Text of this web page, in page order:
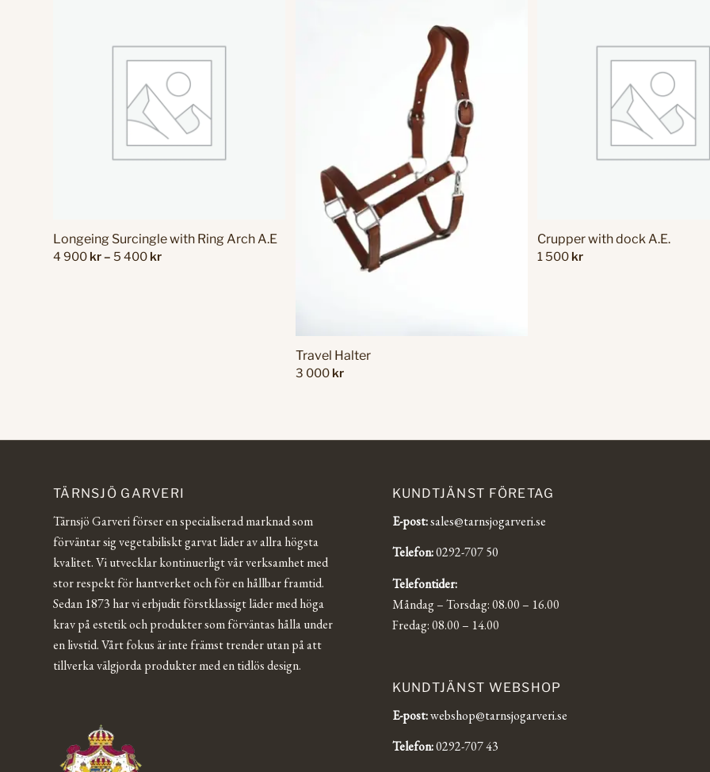
Longeing Surcingle with Ring Arch A.E
4 900 kr– 5 400 krPrice
Travel Halter
3 000 kr
Crupper with dock A.E.
1 500 kr
TÄRNSJÖ GARVERI
Tärnsjö Garveri förser en specialiserad marknad som
förväntar sig vegetabiliskt garvat läder av allra högsta
kvalitet. Vi utvecklar kontinuerligt vår verksamhet med
stor respekt för hantverket och för en hållbar framtid.
Sedan 1873 har vi erbjudit förstklassigt läder med höga
krav på estetik och produkter som förväntas hålla under
en livstid. Vårt fokus är inte främst trender utan på att
tillverka välgjorda produkter med en tidlös design.
KUNDTJÄNST FÖRETAG
E-post:sales@tarnsjogarveri.se
Telefon:0292-707 50
Telefontider:
Måndag – Torsdag: 08.00 – 16.00
Fredag: 08.00 – 14.00
KUNDTJÄNST WEBSHOP
E-post:webshop@tarnsjogarveri.se
Telefon:0292-707 43